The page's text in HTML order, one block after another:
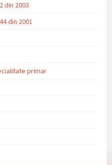
din 2003
din 2001
primar